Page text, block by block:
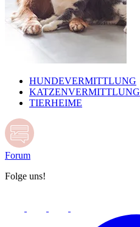
HUNDEVERMITTLUNG
KATZENVERMITTLUNG
TIERHEIME
Forum
Folge uns!